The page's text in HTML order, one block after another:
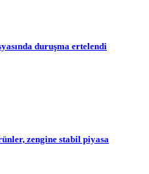
duruşma ertelendi
zengine stabil piyasa